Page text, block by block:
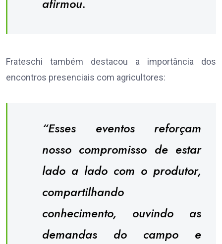
afirmou.
Frateschi também destacou a importância dos
encontros presenciais com agricultores:
“Esses eventos reforçam
nosso compromisso de estar
lado a lado com o produtor,
compartilhando
conhecimento, ouvindo as
demandas do campo e